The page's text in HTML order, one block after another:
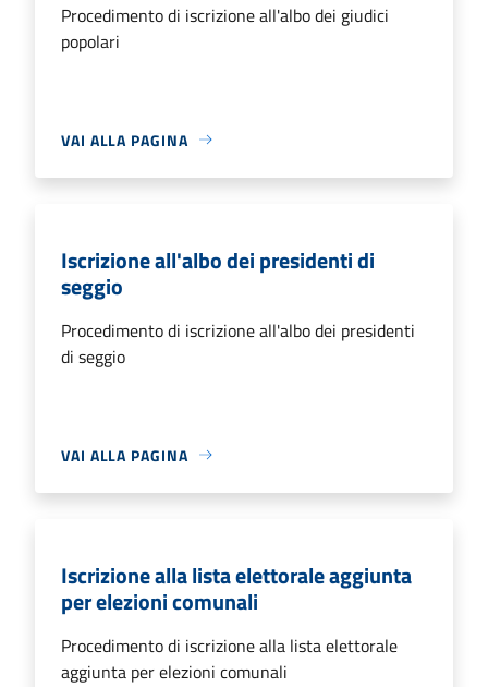
Procedimento di iscrizione all'albo dei giudici
popolari
VAI ALLA PAGINA
Iscrizione all'albo dei presidenti di
seggio
Procedimento di iscrizione all'albo dei presidenti
di seggio
VAI ALLA PAGINA
Iscrizione alla lista elettorale aggiunta
per elezioni comunali
Procedimento di iscrizione alla lista elettorale
aggiunta per elezioni comunali